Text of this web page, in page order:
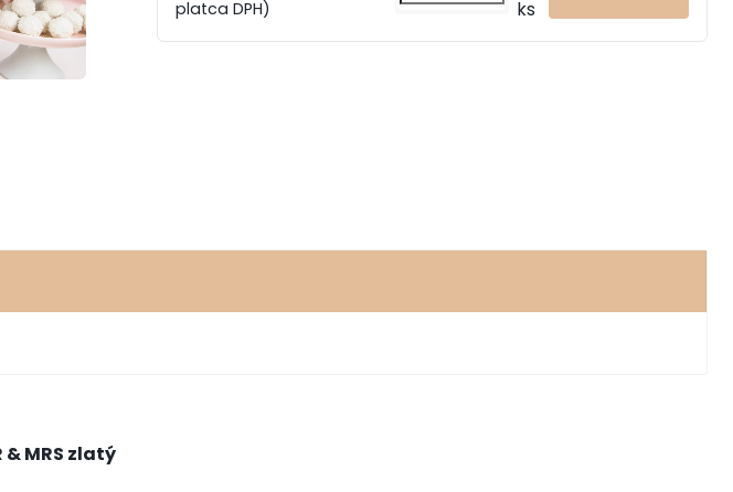
platca DPH)
ks
MRS zlatý